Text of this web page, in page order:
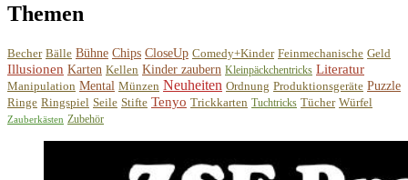
Themen
Becher Bälle Bühne Chips CloseUp Comedy+Kinder Feinmechanische Geld
Illusionen Karten Kellen Kinder zaubern Kleinpäckchentricks Literatur
Manipulation Mental Münzen Neuheiten Ordnung Produktionsgeräte Puzzle
Ringe Ringspiel Seile Stifte Tenyo Trickkarten Tuchtricks Tücher Würfel
Zauberkästen Zubehör